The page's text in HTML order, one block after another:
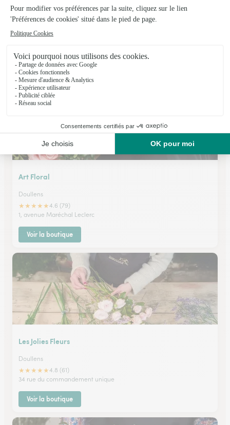
L’amaryllis
Ailly Sur Noye
Voir la boutique
Art Floral
Doullens
★★★★★4.6 (79)
1, avenue Maréchal Leclerc
Voir la boutique
Les Jolies Fleurs
Doullens
★★★★★4.8 (61)
34 rue du commandement unique
Voir la boutique